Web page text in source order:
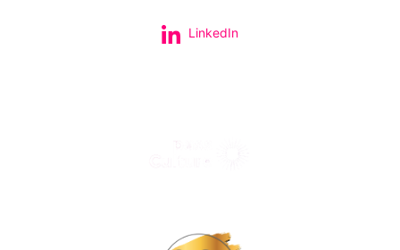
LinkedIn